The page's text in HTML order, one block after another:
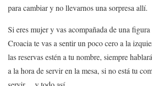
para cambiar y no llevarnos una sorpresa allí.
Si eres mujer y vas acompañada de una
Croacia te vas a sentir un poco cero a la
las reservas estén a tu nombre, siempre
a la hora de servir en la mesa, si no está tu